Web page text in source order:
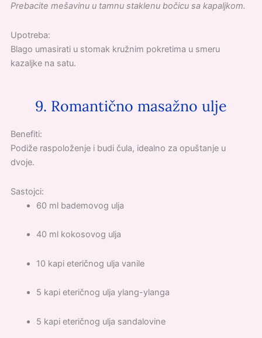
Prebacite mešavinu u tamnu staklenu bočicu sa kapaljkom.
Upotreba:
Blago umasirati u stomak kružnim pokretima u smeru
kazaljke na satu.
9. Romantično masažno ulje
Benefiti:
Podiže raspoloženje i budi čula, idealno za opuštanje u
dvoje.
Sastojci:
60 ml bademovog ulja
40 ml kokosovog ulja
10 kapi eteričnog ulja vanile
5 kapi eteričnog ulja ylang-ylanga
5 kapi eteričnog ulja sandalovine